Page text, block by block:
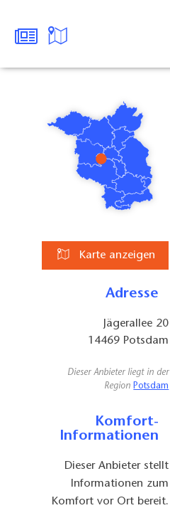
Karte anzeigen
Adresse
Jägerallee 20
14469 Potsdam
Dieser Anbieter liegt in der
Region Potsdam
Komfort-
Informationen
Dieser Anbieter stellt
Informationen zum
Komfort vor Ort bereit.